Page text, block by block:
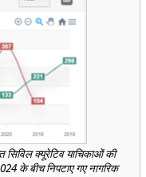
क्यूरेटिव याचिकाओं की
के बीच निपटाए गए नागरिक